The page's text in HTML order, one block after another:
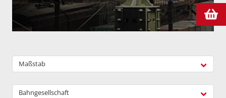
Maßstab
Bahngesellschaft